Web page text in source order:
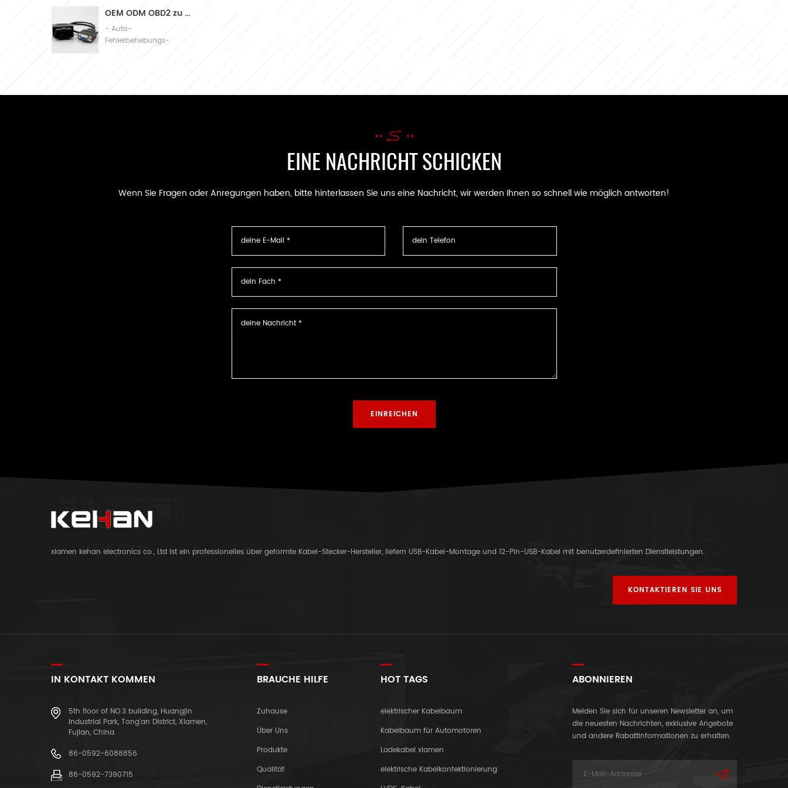
OEM ODM OBD2 zu db9 Kabel-Automobil-Diagnoseanschlusskabel
- Auto-
Fehlerbehebungs-
EINE NACHRICHT SCHICKEN
Wenn Sie Fragen oder Anregungen haben, bitte hinterlassen Sie uns eine Nachricht, wir werden Ihnen so schnell wie möglich antworten!
xiamen kehan electronics co., Ltd ist ein professionelles über geformte Kabel-Stecker-Hersteller, liefern USB-Kabel-Montage und 12-Pin-USB-Kabel mit benutzerdefinierten Dienstleistungen.
KONTAKTIEREN SIE UNS
IN KONTAKT KOMMEN
5th floor of NO.3 building, Huangjin
Industrial Park, Tong'an District, Xiamen,
Fujian, China
86-0592-6088856
86-0592-7390715
BRAUCHE HILFE
Zuhause
Über Uns
Produkte
Qualität
HOT TAGS
elektrischer Kabelbaum
Kabelbaum für Automotoren
Ladekabel xiamen
elektrische Kabelkonfektionierung
ABONNIEREN
Melden Sie sich für unseren Newsletter an, um
die neuesten Nachrichten, exklusive Angebote
und andere Rabattinformationen zu erhalten.